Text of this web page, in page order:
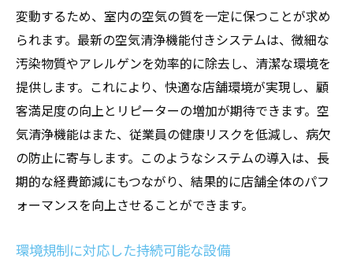
変動するため、室内の空気の質を一定に保つことが求め
られます。最新の空気清浄機能付きシステムは、微細な
汚染物質やアレルゲンを効率的に除去し、清潔な環境を
提供します。これにより、快適な店舗環境が実現し、顧
客満足度の向上とリピーターの増加が期待できます。空
気清浄機能はまた、従業員の健康リスクを低減し、病欠
の防止に寄与します。このようなシステムの導入は、長
期的な経費節減にもつながり、結果的に店舗全体のパフ
ォーマンスを向上させることができます。
環境規制に対応した持続可能な設備